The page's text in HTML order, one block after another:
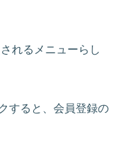
れるメニューらし
すると、会員登録の